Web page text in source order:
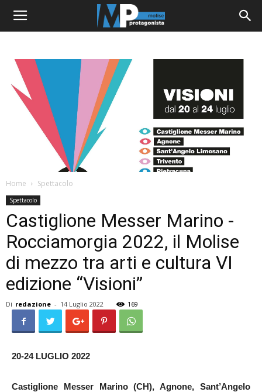
Home Spettacolo
Spettacolo
Castiglione Messer Marino -
Rocciamorgia 2022, il Molise
di mezzo tra arti e cultura VI
edizione “Visioni”
Di redazione - 14 Luglio 2022 169
20-24 LUGLIO 2022
Castiglione Messer Marino (CH), Agnone, Sant’Angelo